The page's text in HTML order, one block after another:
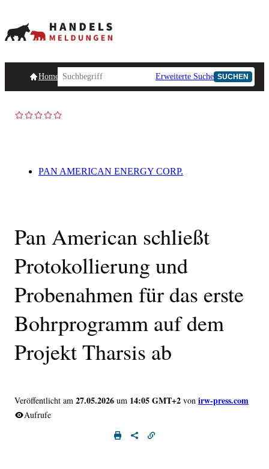
HomepageHandelsmeldungen Ad-Hoc-Meldungen
Erweiterte Suche SUCHEN
PAN AMERICAN ENERGY CORP.
Pan American schließt
Protokollierung und
Probenahmen für das erste
Bohrprogramm auf dem
Projekt Tharsis ab
Veröffentlicht am 27.05.2026 um 14:05 GMT+2 von irw-press.com
Aufrufe